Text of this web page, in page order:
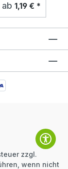
ab 1,19 € *
zzgl.
wenn nicht